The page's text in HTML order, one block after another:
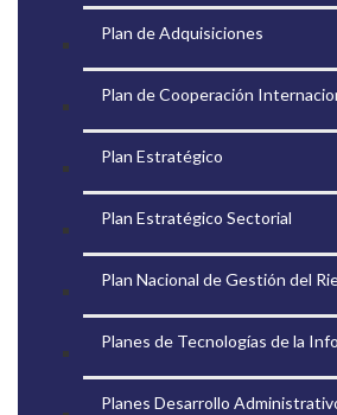
Plan de Adquisiciones
Plan de Cooperación
Plan Estratégico
Plan Estratégico Sectorial
Plan Nacional de Gestión del
Planes de Tecnologías de la
Planes Desarrollo